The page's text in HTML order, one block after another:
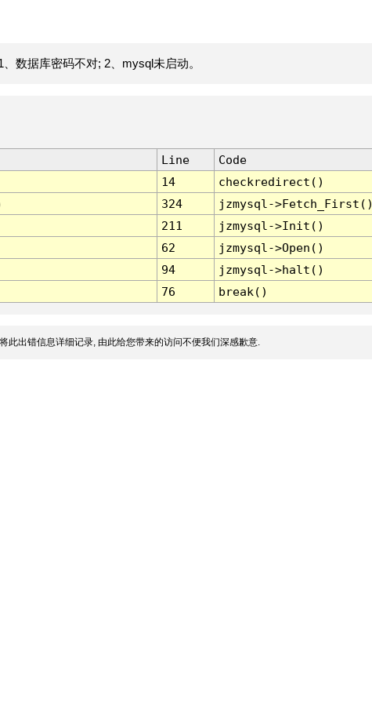
数据库密码不对; 2、mysql未启动。
Line
Code
14
checkredirect()
324
jzmysql-
211
jzmysql->Init()
62
jzmysql->Open()
94
jzmysql->halt()
76 break()
此出错信息详细记录, 由此给您带来的访问不便我们深感歉意.